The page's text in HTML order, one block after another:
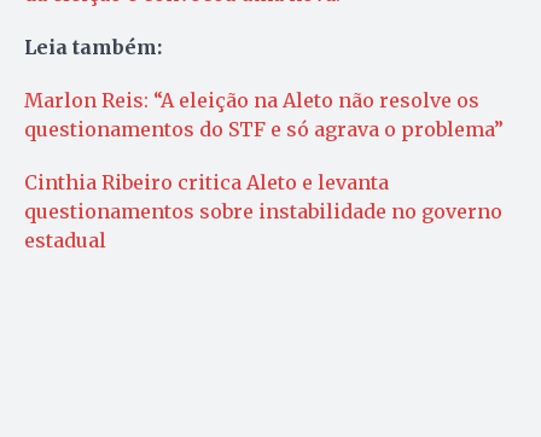
Leia também:
Marlon Reis: “A eleição na Aleto não resolve os
questionamentos do STF e só agrava o problema”
Cinthia Ribeiro critica Aleto e levanta
questionamentos sobre instabilidade no governo
estadual